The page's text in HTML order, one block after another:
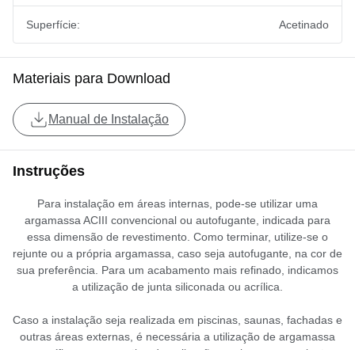
Superfície: Acetinado
Materiais para Download
Manual de Instalação
Instruções
Para instalação em áreas internas, pode-se utilizar uma
argamassa ACIII convencional ou autofugante, indicada para
essa dimensão de revestimento. Como terminar, utilize-se o
rejunte ou a própria argamassa, caso seja autofugante, na cor de
sua preferência. Para um acabamento mais refinado, indicamos
a utilização de junta siliconada ou acrílica.
Caso a instalação seja realizada em piscinas, saunas, fachadas e
outras áreas externas, é necessária a utilização de argamassa